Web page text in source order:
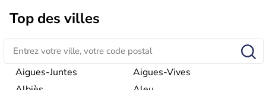
entre trois influences : méditerranéenne à l’est,
montagnarde au nord et au sud et océanique à l’ouest.
Histoire et administration
La région a été tardivement sous domination romaine, à
partir du 4ème siècle après J.C. À la division de l'Empire
Top des villes
Aigues-Juntes
Aigues-Vives